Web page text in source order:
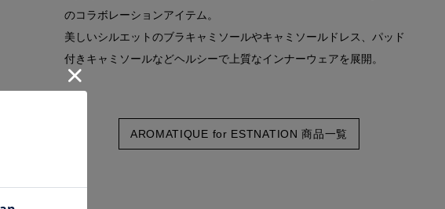
のコラボレーションアイテム。
美しいシルエットのブラキャミソールやキャミソールドレス、パッド
付きキャミソールなどヘルシーで上質なインナーウェアを展開。
AROMATIQUE for ESTNATION 商品一覧